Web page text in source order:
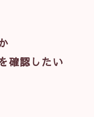
確認したい